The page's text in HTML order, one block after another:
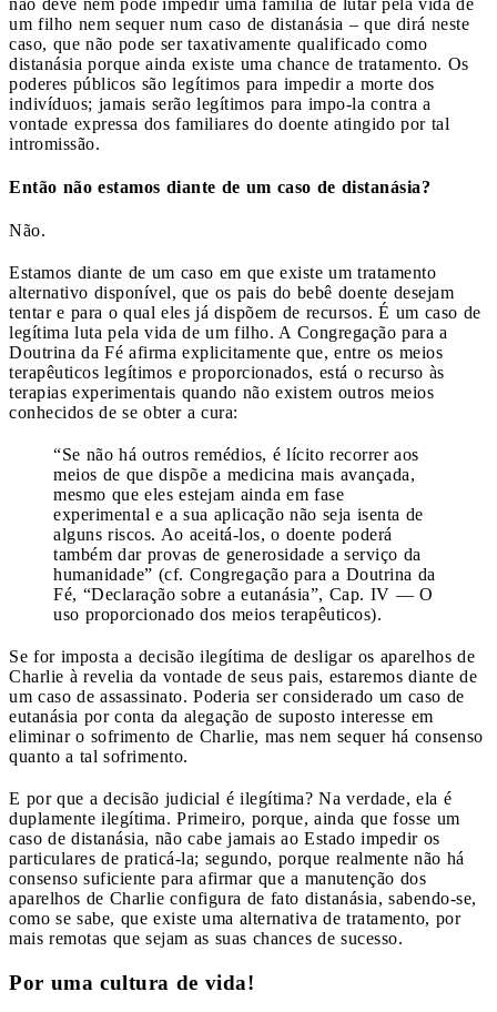
um filho nem sequer num caso de distanásia – que dirá neste
caso, que não pode ser taxativamente qualificado como
distanásia porque ainda existe uma chance de tratamento. Os
poderes públicos são legítimos para impedir a morte dos
indivíduos; jamais serão legítimos para impo-la contra a
vontade expressa dos familiares do doente atingido por tal
intromissão.
Então não estamos diante de um caso de distanásia?
Não.
Estamos diante de um caso em que existe um tratamento
alternativo disponível, que os pais do bebê doente desejam
tentar e para o qual eles já dispõem de recursos. É um caso de
legítima luta pela vida de um filho. A Congregação para a
Doutrina da Fé afirma explicitamente que, entre os meios
terapêuticos legítimos e proporcionados, está o recurso às
terapias experimentais quando não existem outros meios
conhecidos de se obter a cura:
“Se não há outros remédios, é lícito recorrer aos
meios de que dispõe a medicina mais avançada,
mesmo que eles estejam ainda em fase
experimental e a sua aplicação não seja isenta de
alguns riscos. Ao aceitá-los, o doente poderá
também dar provas de generosidade a serviço da
humanidade” (cf. Congregação para a Doutrina da
Fé, “Declaração sobre a eutanásia”, Cap. IV — O
uso proporcionado dos meios terapêuticos).
Se for imposta a decisão ilegítima de desligar os aparelhos de
Charlie à revelia da vontade de seus pais, estaremos diante de
um caso de assassinato. Poderia ser considerado um caso de
eutanásia por conta da alegação de suposto interesse em
eliminar o sofrimento de Charlie, mas nem sequer há consenso
quanto a tal sofrimento.
E por que a decisão judicial é ilegítima? Na verdade, ela é
duplamente ilegítima. Primeiro, porque, ainda que fosse um
caso de distanásia, não cabe jamais ao Estado impedir os
particulares de praticá-la; segundo, porque realmente não há
consenso suficiente para afirmar que a manutenção dos
aparelhos de Charlie configura de fato distanásia, sabendo-se,
como se sabe, que existe uma alternativa de tratamento, por
mais remotas que sejam as suas chances de sucesso.
Por uma cultura de vida!